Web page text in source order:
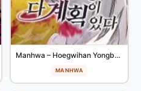
Manhwa – Hoegwihan Yongbyeongeun Da Gyehoegi Itda
MANHWA